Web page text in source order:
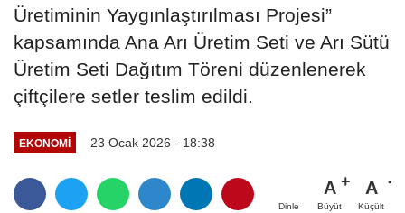
Üretiminin Yaygınlaştırılması Projesi”
kapsamında Ana Arı Üretim Seti ve Arı Sütü
Üretim Seti Dağıtım Töreni düzenlenerek
çiftçilere setler teslim edildi.
EKONOMI 23 Ocak 2026 - 18:38
Dinle
A
Büyüt
A
Küçült